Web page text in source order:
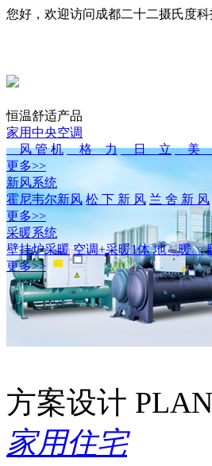
您好，欢迎访问成都二十二摄氏度科
恒温舒适产品
家用中央空调
风 管 机 格 力 日 立 美
更多>>
新风系统
霍尼韦尔新风 松 下 新 风 兰 舍 新 风
更多>>
采暖系统
壁挂炉采暖 空调+采暖1体 地 暖
更多>>
方案设计 PLAN
家用住宅